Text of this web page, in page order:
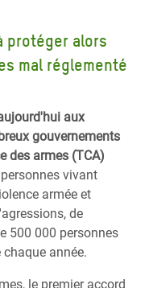
protéger alors
mal réglementé
aux
gouvernements
des armes (TCA)
vivant
armée et
de
500 000 personnes
année.
le premier accord